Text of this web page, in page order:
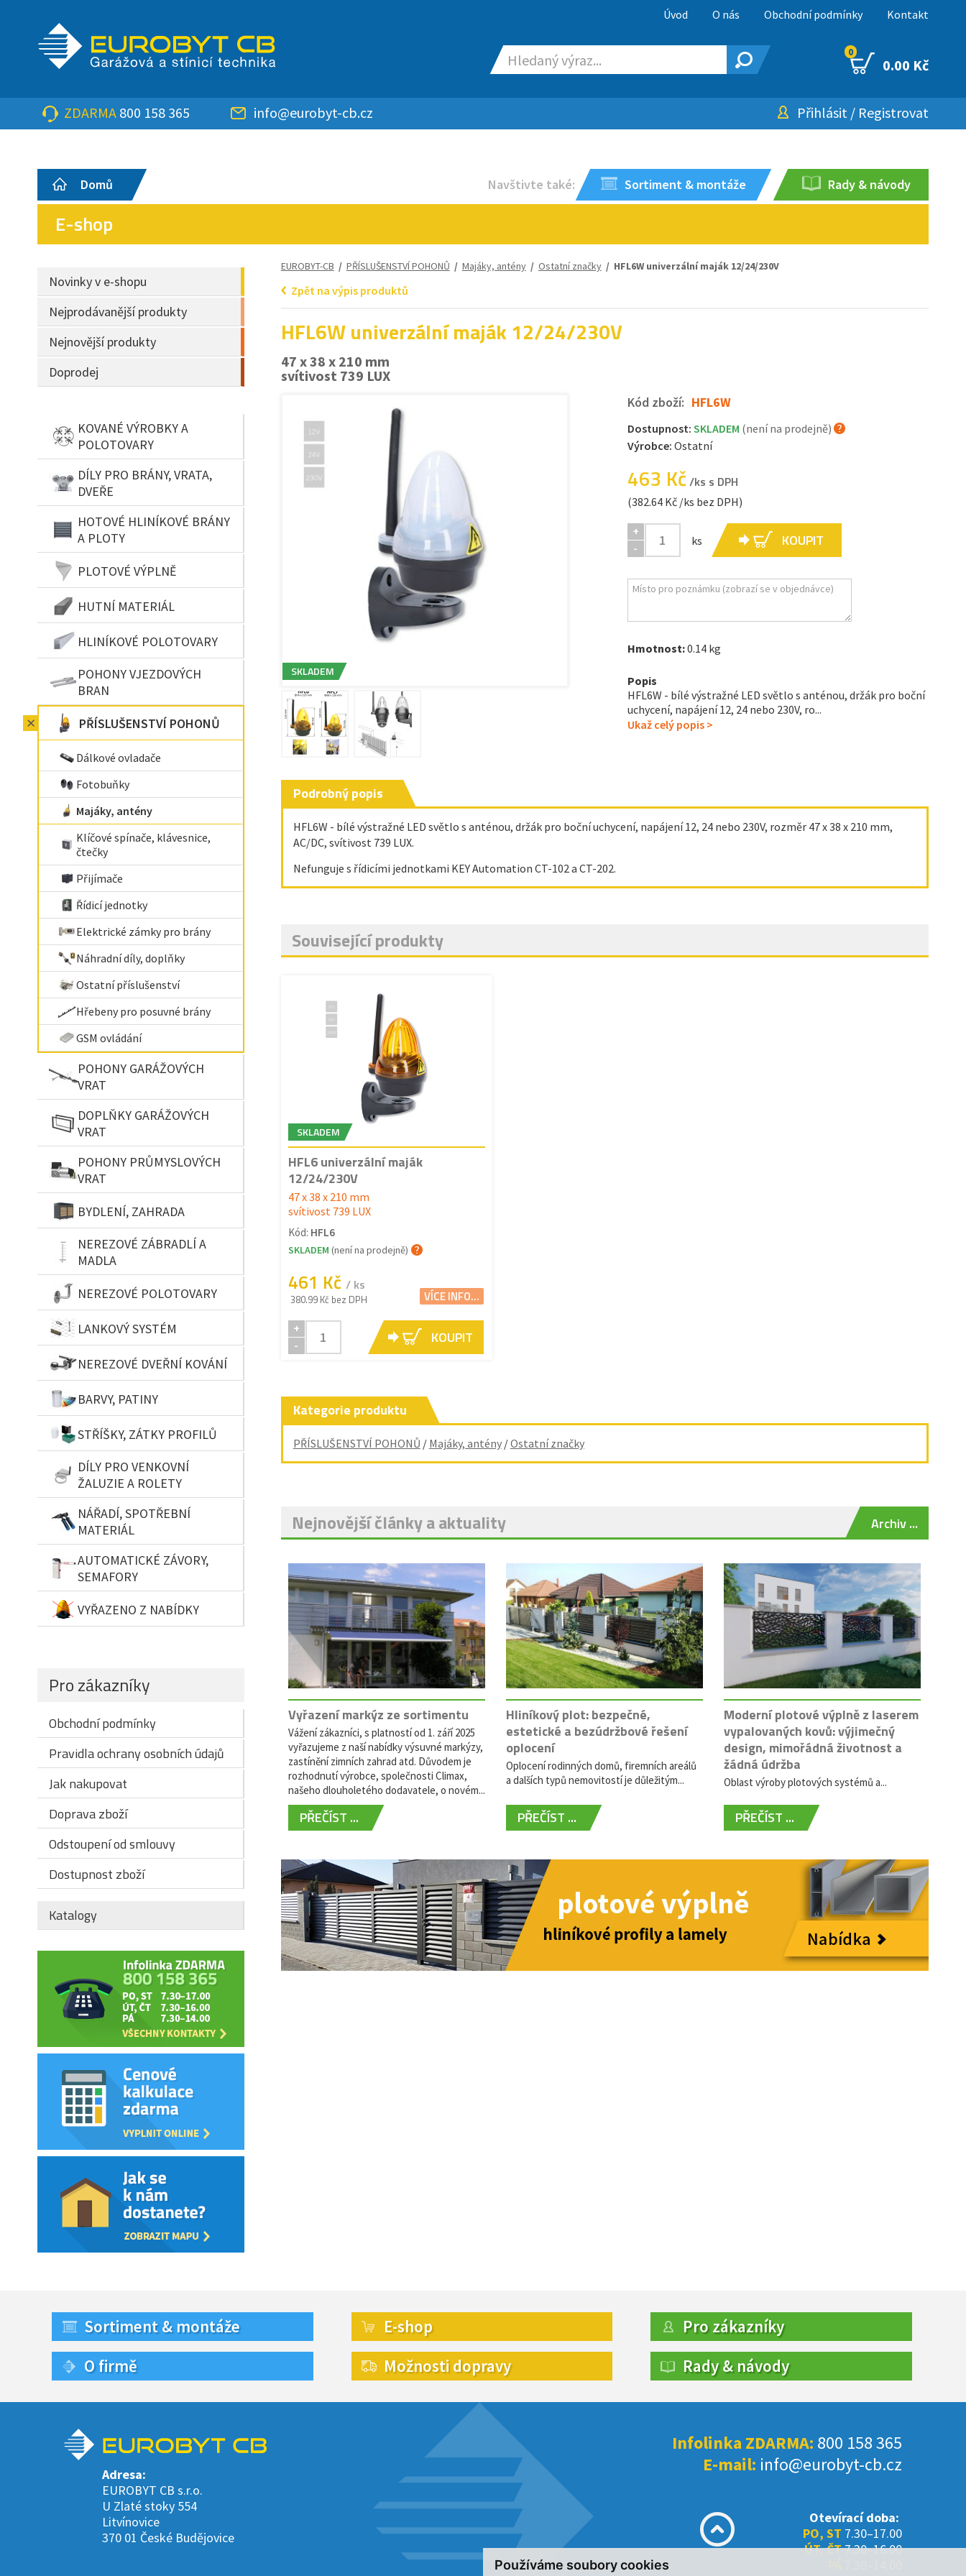
Používáme soubory cookies
Úvod O nás Obchodní podmínky Kontakt
0
0.00 Kč
ZDARMA 800 158 365 info@eurobyt-cb.cz Přihlásit / Registrovat
Domů Navštivte také: Sortiment & montáže Rady & návody
E-shop
Novinky v e-shopu
Nejprodávanější produkty
Nejnovější produkty
Doprodej
KOVANÉ VÝROBKY A
POLOTOVARY
DÍLY PRO BRÁNY, VRATA,
DVEŘE
HOTOVÉ HLINÍKOVÉ BRÁNY
A PLOTY
PLOTOVÉ VÝPLNĚ
HUTNÍ MATERIÁL
HLINÍKOVÉ POLOTOVARY
POHONY VJEZDOVÝCH
BRAN
PŘÍSLUŠENSTVÍ POHONŮ
Dálkové ovladače
Fotobuňky
Majáky, antény
Klíčové spínače, klávesnice,
čtečky
Přijímače
Řídicí jednotky
Elektrické zámky pro brány
Náhradní díly, doplňky
Ostatní příslušenství
Hřebeny pro posuvné brány
GSM ovládání
POHONY GARÁŽOVÝCH
VRAT
DOPLŇKY GARÁŽOVÝCH
VRAT
POHONY PRŮMYSLOVÝCH
VRAT
BYDLENÍ, ZAHRADA
NEREZOVÉ ZÁBRADLÍ A
MADLA
NEREZOVÉ POLOTOVARY
LANKOVÝ SYSTÉM
NEREZOVÉ DVEŘNÍ KOVÁNÍ
BARVY, PATINY
STŘÍŠKY, ZÁTKY PROFILŮ
DÍLY PRO VENKOVNÍ
ŽALUZIE A ROLETY
NÁŘADÍ, SPOTŘEBNÍ
MATERIÁL
AUTOMATICKÉ ZÁVORY,
SEMAFORY
VYŘAZENO Z NABÍDKY
Pro zákazníky
Obchodní podmínky
Pravidla ochrany osobních údajů
Jak nakupovat
Doprava zboží
Odstoupení od smlouvy
Dostupnost zboží
Katalogy
EUROBYT-CB / PŘÍSLUŠENSTVÍ POHONŮ / Majáky, antény/ Ostatní značky/ HFL6W univerzální maják 12/24/230V
Zpět na výpis produktů
HFL6W univerzální maják 12/24/230V
47 x 38 x 210 mm
svítivost 739 LUX
SKLADEM
Kód zboží: HFL6W
Dostupnost: SKLADEM (není na prodejně)
Výrobce: Ostatní
463 Kč/ks s DPH
(382.64 Kč /ks bez DPH)
+
-
ks KOUPIT
Hmotnost:0.14 kg
Popis
HFL6W - bílé výstražné LED světlo s anténou, držák pro boční
uchycení, napájení 12, 24 nebo 230V, ro...
Ukaž celý popis >
Podrobný popis
HFL6W - bílé výstražné LED světlo s anténou, držák pro boční uchycení, napájení 12, 24 nebo 230V, rozměr 47 x 38 x 210 mm,
AC/DC, svítivost 739 LUX.
Nefunguje s řídicími jednotkami KEY Automation CT-102 a CT-202.
Související produkty
SKLADEM
HFL6 univerzální maják
12/24/230V
47 x 38 x 210 mm
svítivost 739 LUX
Kód: HFL6
SKLADEM (není na prodejně)
461 Kč / ks
380.99 Kč bez DPH VÍCE INFO...
+
-
KOUPIT
Kategorie produktu
PŘÍSLUŠENSTVÍ POHONŮ / Majáky, antény/Ostatní značky
Nejnovější články a aktuality
Vyřazení markýz ze sortimentu
Vážení zákazníci, s platností od 1. září 2025
vyřazujeme z naší nabídky výsuvné markýzy,
zastínění zimních zahrad atd. Důvodem je
rozhodnutí výrobce, společnosti Climax,
našeho dlouholetého dodavatele, o novém...
PŘEČÍST ...
Hliníkový plot: bezpečné,
estetické a bezúdržbové řešení
oplocení
Oplocení rodinných domů, firemních areálů
a dalších typů nemovitostí je důležitým...
PŘEČÍST ...
Moderní plotové výplně z laserem
vypalovaných kovů: výjimečný
design, mimořádná životnost a
žádná údržba
Oblast výroby plotových systémů a...
PŘEČÍST ...
Archiv ...
Sortiment & montáže
O firmě
E-shop
Možnosti dopravy
Pro zákazníky
Rady & návody
Adresa:
EUROBYT CB s.r.o.
U Zlaté stoky 554
Litvínovice
370 01 České Budějovice
Infolinka ZDARMA: 800 158 365
E-mail: info@eurobyt-cb.cz
Otevírací doba:
PO, ST 7.30–17.00
ÚT, ČT7.30–16.00